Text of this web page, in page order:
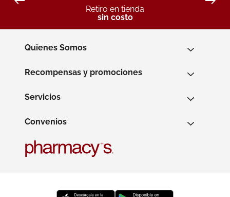
Retiro en tienda
sin costo
Quienes Somos
Recompensas y promociones
Servicios
Convenios